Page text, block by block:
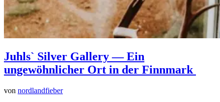
Juhls` Silver Gallery — Ein
ungewöhnlicher Ort in der Finnmark
von nordlandfieber